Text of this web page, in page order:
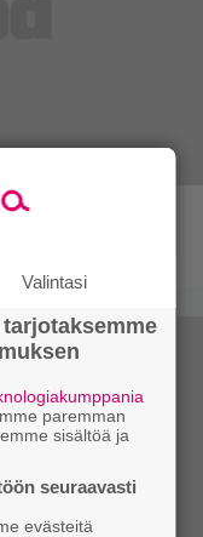
–
Valintasi
paremman
sisältöä ja
seuraavasti
evästeitä